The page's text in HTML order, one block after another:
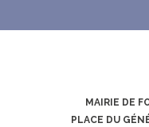
MAIRIE DE
PLACE DU